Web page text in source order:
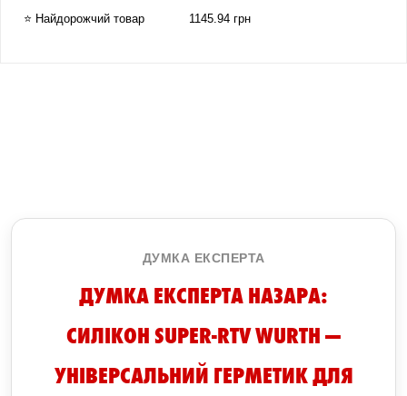
⭐ Найдорожчий товар 1145.94 грн
ДУМКА ЕКСПЕРТА
ДУМКА ЕКСПЕРТА НАЗАРА:
СИЛІКОН SUPER-RTV WURTH —
УНІВЕРСАЛЬНИЙ ГЕРМЕТИК ДЛЯ